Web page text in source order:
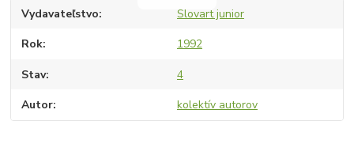
Vydavateľstvo Slovart junior
Rok 1992
Stav 4
Autor kolektív autorov